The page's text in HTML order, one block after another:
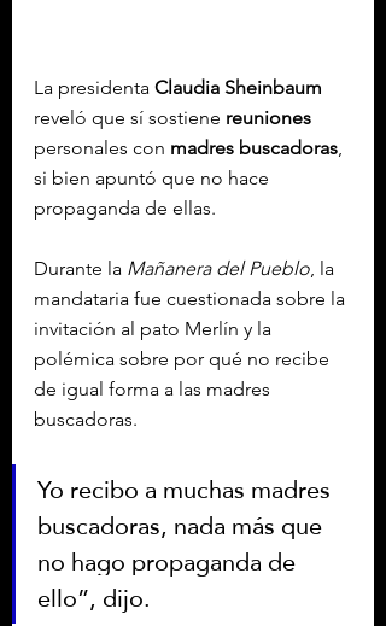
La presidenta Claudia Sheinbaum
reveló que sí sostiene reuniones
personales con madres buscadoras
si bien apuntó que no hace
propaganda de ellas.
Durante la Mañanera del Pueblo , la
mandataria fue cuestionada sobre la
invitación al pato Merlín y la
polémica sobre por qué no recibe
de igual forma a las madres
buscadoras.
Yo recibo a muchas madres
buscadoras, nada más que
no hago propaganda de
ello”, dijo.